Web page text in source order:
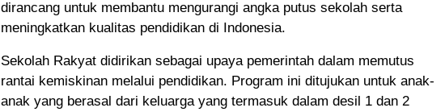
dirancang untuk membantu mengurangi angka putus sekolah serta
meningkatkan kualitas pendidikan di Indonesia.
Sekolah Rakyat didirikan sebagai upaya pemerintah dalam memutus
rantai kemiskinan melalui pendidikan. Program ini ditujukan untuk anak-
anak yang berasal dari keluarga yang termasuk dalam desil 1 dan 2